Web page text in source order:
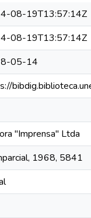
08-19T13:57:14Z
08-19T13:57:14Z
05-14
"Imprensa" Ltda
1968, 5841